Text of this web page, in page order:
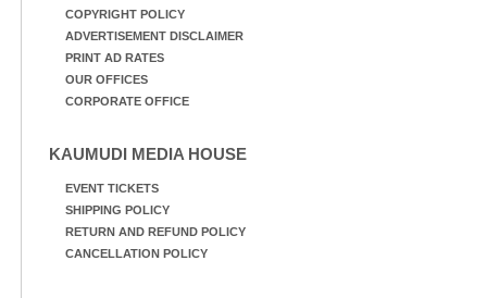
COPYRIGHT POLICY
ADVERTISEMENT DISCLAIMER
PRINT AD RATES
OUR OFFICES
CORPORATE OFFICE
KAUMUDI MEDIA HOUSE
EVENT TICKETS
SHIPPING POLICY
RETURN AND REFUND POLICY
CANCELLATION POLICY